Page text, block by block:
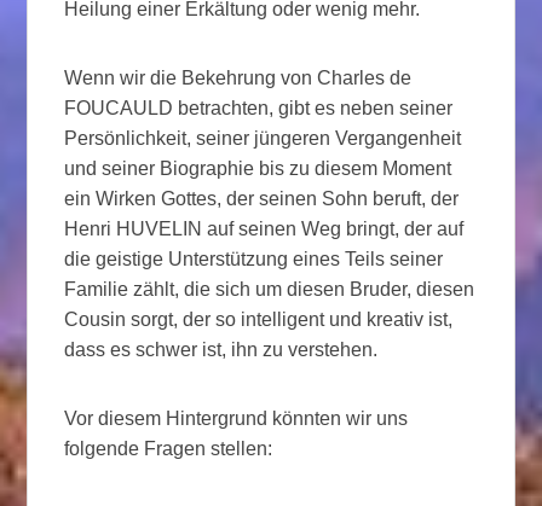
Heilung einer Erkältung oder wenig mehr.
Wenn wir die Bekehrung von Charles de
FOUCAULD betrachten, gibt es neben seiner
Persönlichkeit, seiner jüngeren Vergangenheit
und seiner Biographie bis zu diesem Moment
ein Wirken Gottes, der seinen Sohn beruft, der
Henri HUVELIN auf seinen Weg bringt, der auf
die geistige Unterstützung eines Teils seiner
Familie zählt, die sich um diesen Bruder, diesen
Cousin sorgt, der so intelligent und kreativ ist,
dass es schwer ist, ihn zu verstehen.
Vor diesem Hintergrund könnten wir uns
folgende Fragen stellen: